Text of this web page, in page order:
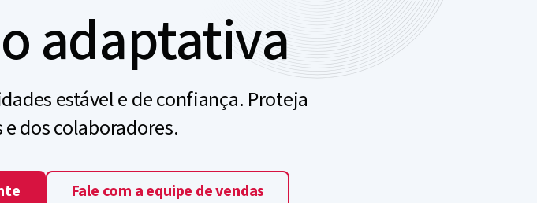
adaptativa
estável e de confiança. Proteja
dos colaboradores.
Fale com a equipe de vendas